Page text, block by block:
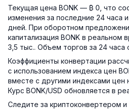
Текущая цена BONK — ₿ 0, что
изменения за последние 24 часа
дней. При оборотном
капитализация BONK в реальном
3,5 тыс.. Объем торгов за 24 часа
Коэффициенты конвертации
с использованием индекса цен
вместе с другими индексами цен
Курс BONK/USD обновляется в
Следите за криптоконвертером и